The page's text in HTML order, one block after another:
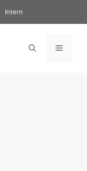
Intern
Menü